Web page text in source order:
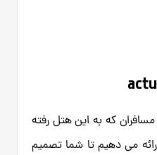
که به این هتل رفته
می دهیم تا شما تصمیم